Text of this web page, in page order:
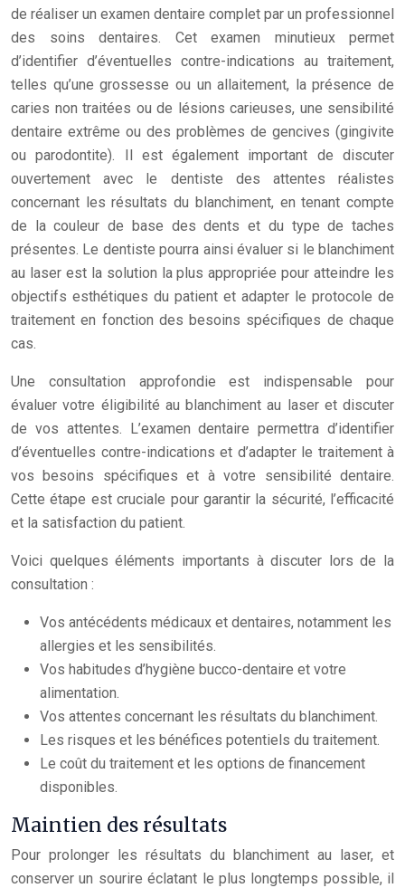
de réaliser un examen dentaire complet par un professionnel
des soins dentaires. Cet examen minutieux permet
d’identifier d’éventuelles contre-indications au traitement,
telles qu’une grossesse ou un allaitement, la présence de
caries non traitées ou de lésions carieuses, une sensibilité
dentaire extrême ou des problèmes de gencives (gingivite
ou parodontite). Il est également important de discuter
ouvertement avec le dentiste des attentes réalistes
concernant les résultats du blanchiment, en tenant compte
de la couleur de base des dents et du type de taches
présentes. Le dentiste pourra ainsi évaluer si le blanchiment
au laser est la solution la plus appropriée pour atteindre les
objectifs esthétiques du patient et adapter le protocole de
traitement en fonction des besoins spécifiques de chaque
cas.
Une consultation approfondie est indispensable pour
évaluer votre éligibilité au blanchiment au laser et discuter
de vos attentes. L’examen dentaire permettra d’identifier
d’éventuelles contre-indications et d’adapter le traitement à
vos besoins spécifiques et à votre sensibilité dentaire.
Cette étape est cruciale pour garantir la sécurité, l’efficacité
et la satisfaction du patient.
Voici quelques éléments importants à discuter lors de la
consultation :
Vos antécédents médicaux et dentaires, notamment les
allergies et les sensibilités.
Vos habitudes d’hygiène bucco-dentaire et votre
alimentation.
Vos attentes concernant les résultats du blanchiment.
Les risques et les bénéfices potentiels du traitement.
Le coût du traitement et les options de financement
disponibles.
Maintien des résultats
Pour prolonger les résultats du blanchiment au laser, et
conserver un sourire éclatant le plus longtemps possible, il